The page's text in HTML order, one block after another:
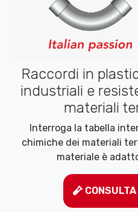
Raccordi in
industriali e
materiali
Interroga la tabella
chimiche dei materiali
materiale è